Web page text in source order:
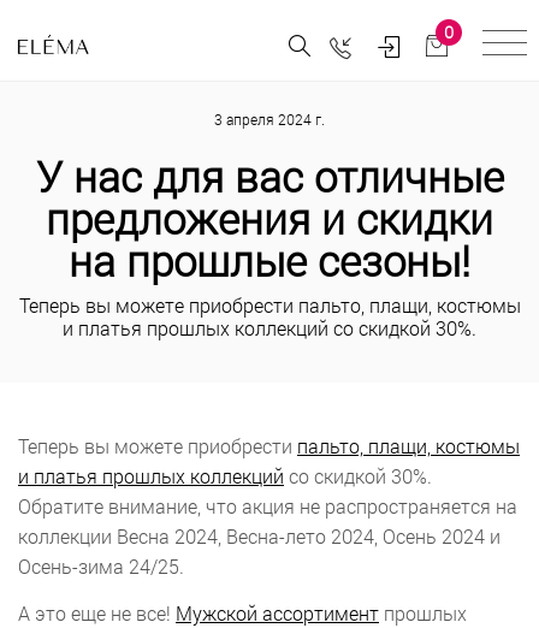
0
3 апреля 2024 г.
У нас для вас отличные
предложения и скидки
на прошлые сезоны!
Теперь вы можете приобрести пальто, плащи, костюмы
и платья прошлых коллекций со скидкой 30%.
Теперь вы можете приобрести пальто, плащи, костюмы
и платья прошлых коллекций со скидкой 30%.
Обратите внимание, что акция не распространяется на
коллекции Весна 2024, Весна-лето 2024, Осень 2024 и
Осень-зима 24/25.
А это еще не все! Мужской ассортимент прошлых